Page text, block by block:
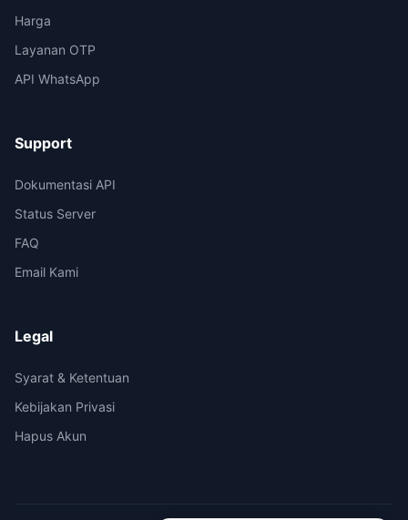
Harga
Layanan OTP
API WhatsApp
Support
Dokumentasi API
Status Server
FAQ
Email Kami
Legal
Syarat & Ketentuan
Kebijakan Privasi
Hapus Akun